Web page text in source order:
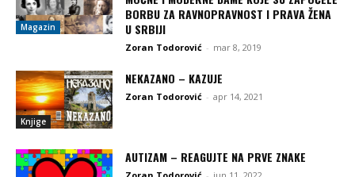
Magazin
BORBU ZA RAVNOPRAVNOST I PRAVA ŽENA
U SRBIJI
Zoran Todorović - mar 8, 2019
Knjige
NEKAZANO – KAZUJE
Zoran Todorović - apr 14, 2021
AUTIZAM – REAGUJTE NA PRVE ZNAKE